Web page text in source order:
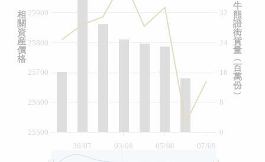
30/07 03/08 05/08 07/08
0
8
16
24
32
25500
25600
25700
25800
25900
牛
熊
證
街
貨
量
︵
百
萬
份
︶
相
關
資
産
價
格
牛熊證文件及公告 (瑞信)
收市競價變化